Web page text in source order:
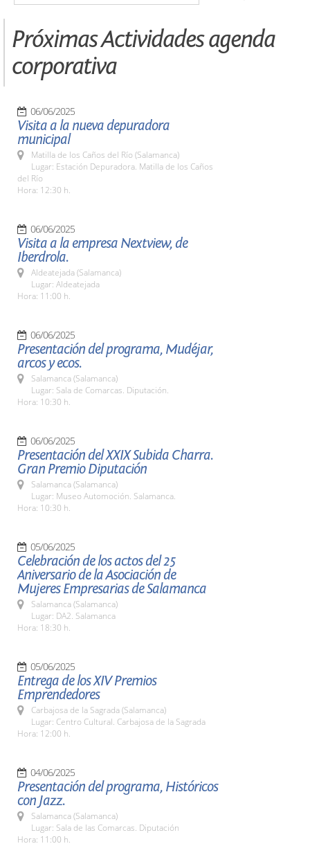
Próximas Actividades agenda
corporativa
06/06/2025
Visita a la nueva depuradora
municipal
Matilla de los Caños del Río (Salamanca)
Lugar: Estación Depuradora. Matilla de los Caños
del Río
Hora: 12:30 h.
06/06/2025
Visita a la empresa Nextview, de
Iberdrola.
Aldeatejada (Salamanca)
Lugar: Aldeatejada
Hora: 11:00 h.
06/06/2025
Presentación del programa, Mudéjar,
arcos y ecos.
Salamanca (Salamanca)
Lugar: Sala de Comarcas. Diputación.
Hora: 10:30 h.
06/06/2025
Presentación del XXIX Subida Charra.
Gran Premio Diputación
Salamanca (Salamanca)
Lugar: Museo Automoción. Salamanca.
Hora: 10:30 h.
05/06/2025
Celebración de los actos del 25
Aniversario de la Asociación de
Mujeres Empresarias de Salamanca
Salamanca (Salamanca)
Lugar: DA2. Salamanca
Hora: 18:30 h.
05/06/2025
Entrega de los XIV Premios
Emprendedores
Carbajosa de la Sagrada (Salamanca)
Lugar: Centro Cultural. Carbajosa de la Sagrada
Hora: 12:00 h.
04/06/2025
Presentación del programa, Históricos
con Jazz.
Salamanca (Salamanca)
Lugar: Sala de las Comarcas. Diputación
Hora: 11:00 h.